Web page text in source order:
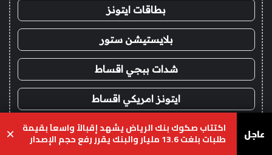
بطاقات ايتونز
بلايستيشن ستور
شدات ببجي اقساط
ايتونز امريكي اقساط
ايتونز سعودي اقساط عاجل اكتتاب صكوك بنك الرياض يشهد إقبالاً واسعاَ بقيمة
طلبات بلغت 13.6 مليار والبنك يقرر رفع حجم الإصدار ×